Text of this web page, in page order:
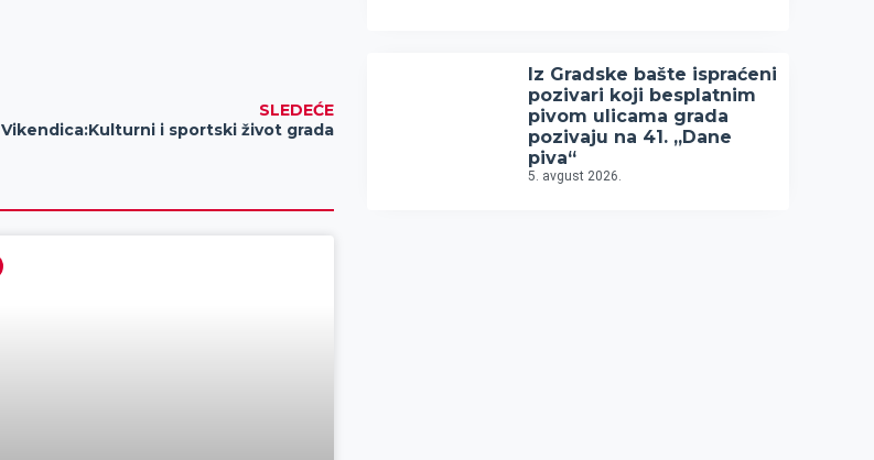
SLEDEĆE
Vikendica:Kulturni i sportski život grada
Iz Gradske bašte ispraćeni
pozivari koji besplatnim
pivom ulicama grada
pozivaju na 41. „Dane
piva“
5. avgust 2026.